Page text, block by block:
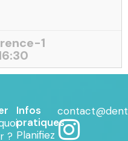
1
?
Infos
pratiques
Planifiez